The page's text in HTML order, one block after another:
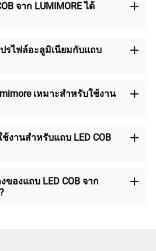
จาก LUMIMORE ได้
รไฟล์อะลูมิเนียมกับแถบ
เหมาะสำหรับใช้งาน
งานสำหรับแถบ LED COB
องแถบ LED COB จาก